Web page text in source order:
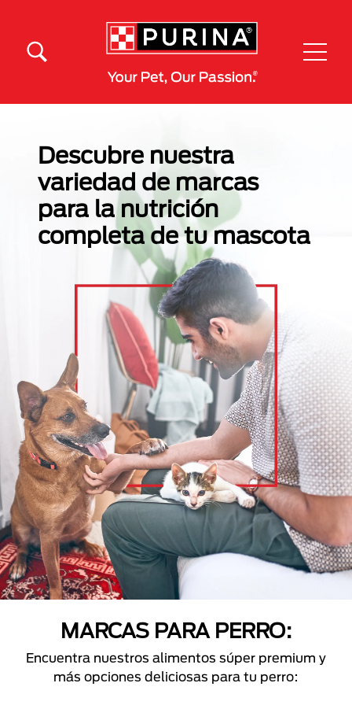
Descubre nuestra
variedad de marcas
para la nutrición
completa de tu mascota
MARCAS PARA PERRO:
Encuentra nuestros alimentos súper premium y
más opciones deliciosas para tu perro: